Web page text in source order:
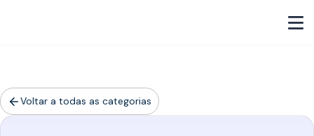
Voltar a todas as categorias